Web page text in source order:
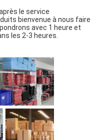
le service
bienvenue à nous faire
avec 1 heure et
les 2-3 heures.